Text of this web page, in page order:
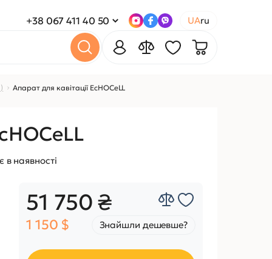
+38 067 411 40 50 UAru
Апарат для кавітації EcHOCeLL
в наявності
51 750 ₴
1 150 $ Знайшли дешевше?